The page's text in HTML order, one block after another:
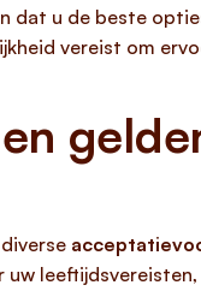
dat u de beste
vereist om